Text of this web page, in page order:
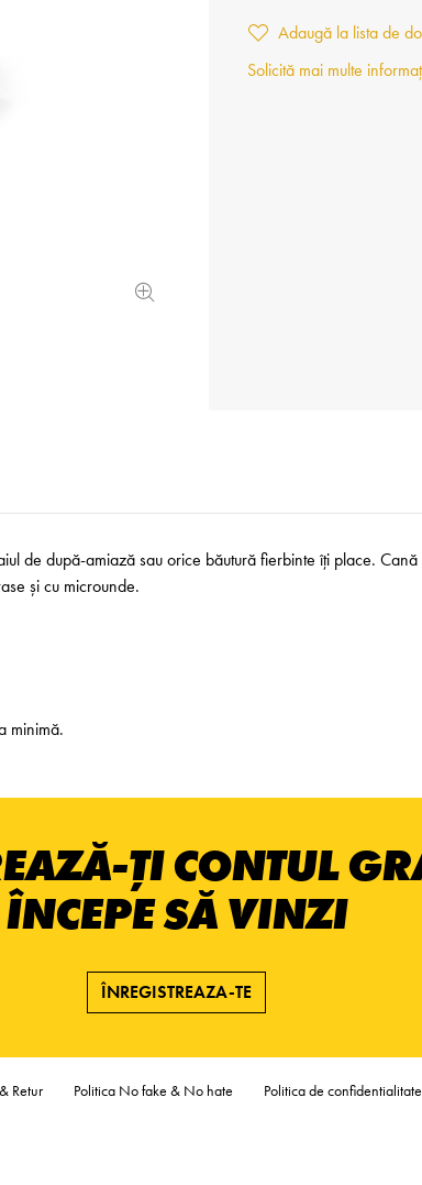
Adaugă la lista de
Solicită mai multe
de după-amiază sau orice băutură fierbinte îți place.
și cu microunde.
minimă.
ȚI CONTUL
ÎNCEPE SĂ VINZI
ÎNREGISTREAZA-TE
Retur Politica No fake & No hate Politica de confidentialitate